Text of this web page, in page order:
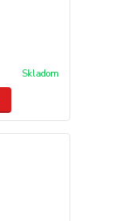
Skladom